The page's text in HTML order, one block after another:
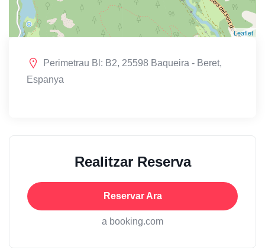
Leaflet
Perimetrau Bl: B2, 25598 Baqueira - Beret,
Espanya
Realitzar Reserva
Reservar Ara
a booking.com